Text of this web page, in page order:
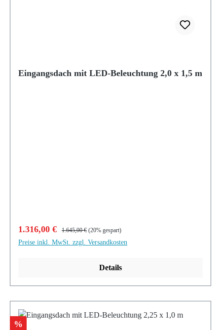
Eingangsdach mit LED-Beleuchtung 2,0 x 1,5 m
Verkaufspreis:
1.316,00 € Regulärer Preis:
1.645,00 € (20% gespart)
Preise inkl. MwSt. zzgl. Versandkosten
Details
Rabatt
%